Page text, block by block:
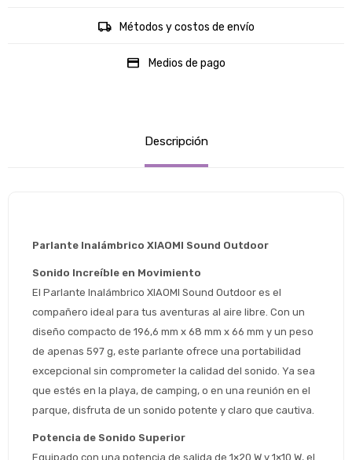
Métodos y costos de envío
Medios de pago
Descripción
Parlante Inalámbrico XIAOMI Sound Outdoor
Sonido Increíble en Movimiento
El Parlante Inalámbrico XIAOMI Sound Outdoor es el
compañero ideal para tus aventuras al aire libre. Con un
diseño compacto de 196,6 mm x 68 mm x 66 mm y un peso
de apenas 597 g, este parlante ofrece una portabilidad
excepcional sin comprometer la calidad del sonido. Ya sea
que estés en la playa, de camping, o en una reunión en el
parque, disfruta de un sonido potente y claro que cautiva.
Potencia de Sonido Superior
Equipado con una potencia de salida de 1×20 W y 1×10 W, el